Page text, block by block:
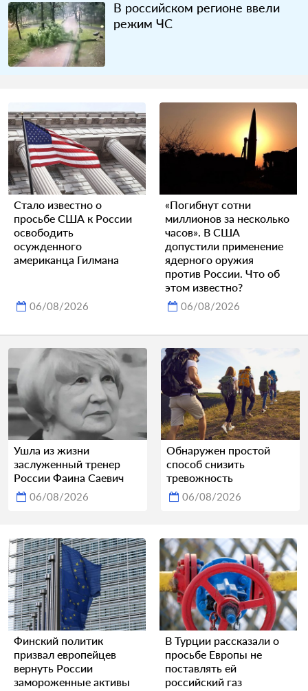
В российском регионе ввели
режим ЧС
Стало известно о
просьбе США к России
освободить
осужденного
американца Гилмана
06/08/2026
«Погибнут сотни
миллионов за несколько
часов». В США
допустили применение
ядерного оружия
против России. Что об
этом известно?
06/08/2026
Ушла из жизни
заслуженный тренер
России Фаина Саевич
06/08/2026
Обнаружен простой
способ снизить
тревожность
06/08/2026
Финский политик
призвал европейцев
вернуть России
замороженные активы
В Турции рассказали о
просьбе Европы не
поставлять ей
российский газ